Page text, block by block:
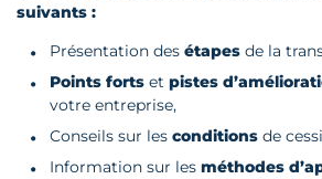
suivants :
Présentation des étapes de la
Points forts et pistes
votre entreprise,
Conseils sur les conditions de
Information sur les méthodes